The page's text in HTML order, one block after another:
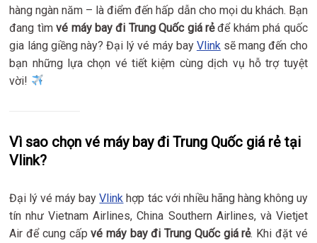
hàng ngàn năm – là điểm đến hấp dẫn cho mọi du khách. Bạn
đang tìmvé máy bay đi Trung Quốc giá rẻđể khám phá quốc
gia láng giềng này? Đại lý vé máy bay Vlinksẽ mang đến cho
bạn những lựa chọn vé tiết kiệm cùng dịch vụ hỗ trợ tuyệt
vời!
Vì sao chọn vé máy bay đi Trung Quốc giá rẻ tại
Vlink?
Đại lý vé máy bayVlink hợp tác với nhiều hãng hàng không uy
tín như Vietnam Airlines, China Southern Airlines, và Vietjet
Air để cung cấpvé máy bay đi Trung Quốc giá rẻ. Khi đặt vé